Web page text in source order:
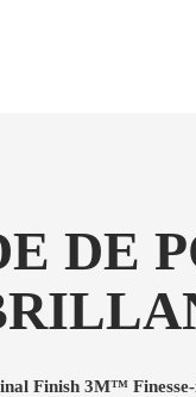
DE
Finish 3M™